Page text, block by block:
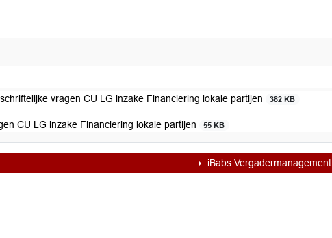
vragen CU LG inzake Financiering lokale partijen 382 KB
CU LG inzake Financiering lokale partijen 55 KB
iBabs Vergadermanagement